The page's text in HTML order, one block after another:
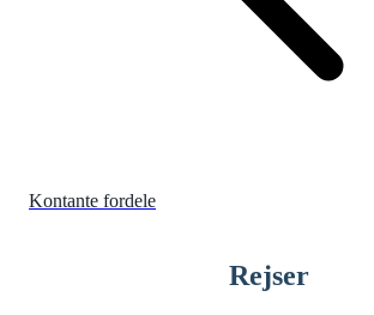
Kontante fordele
Rejser